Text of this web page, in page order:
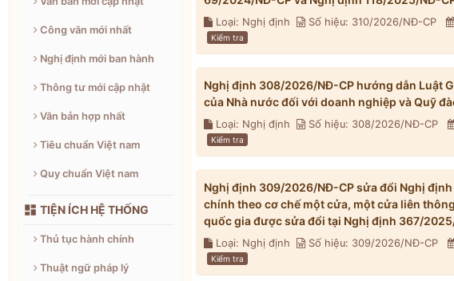
Công văn mới nhất
Nghị định mới ban hành
Thông tư mới cập nhật
Văn bản hợp nhất
Tiêu chuẩn Việt nam
Quy chuẩn Việt nam
 TIỆN ÍCH HỆ THỐNG
Thủ tục hành chính
Thuật ngữ pháp lý
Loại: Nghị định Số hiệu: 310/2026/NĐ-CP
Kiểm tra
Nghị định 308/2026/NĐ-CP hướng dẫn Luật
của Nhà nước đối với doanh nghiệp và Quỹ
Loại: Nghị định Số hiệu: 308/2026/NĐ-CP
Kiểm tra
Nghị định 309/2026/NĐ-CP sửa đổi Nghị
chính theo cơ chế một cửa, một cửa liên
quốc gia được sửa đổi tại Nghị định 367/
Loại: Nghị định Số hiệu: 309/2026/NĐ-CP
Kiểm tra